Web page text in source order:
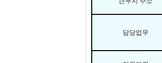
담당업무